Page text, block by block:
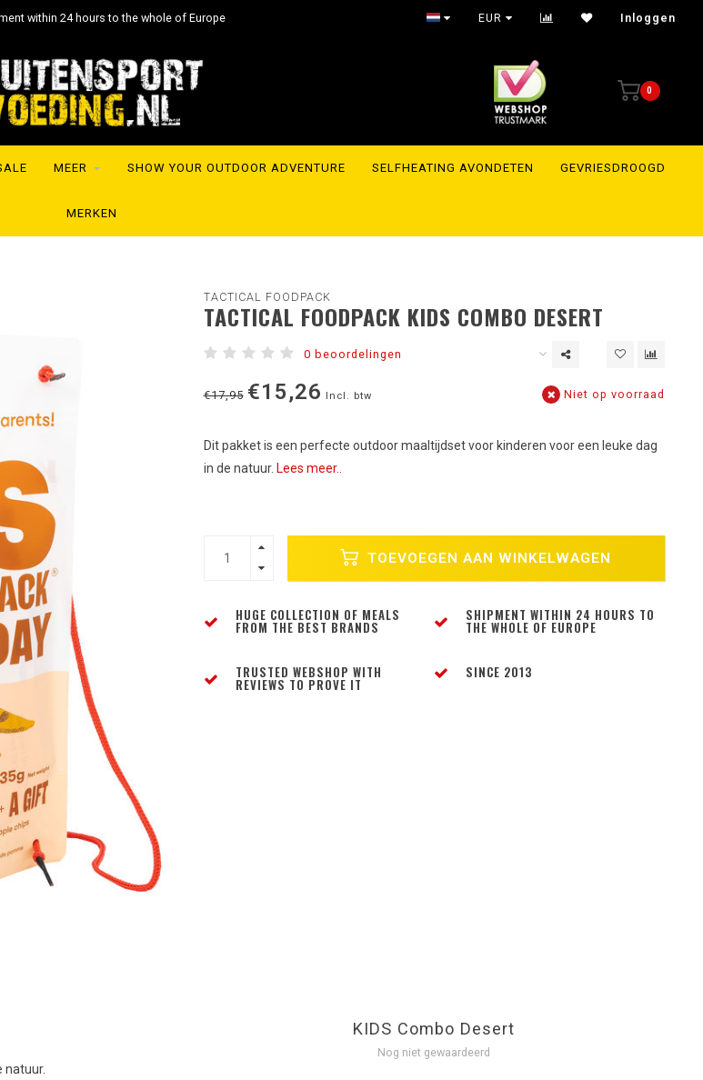
within 24 hours to the whole of Europe EUR Inloggen
0
MEER SHOW YOUR OUTDOOR ADVENTURE SELFHEATING AVONDETEN GEVRIESDROOGD
MERKEN
TACTICAL FOODPACK
TACTICAL FOODPACK KIDS COMBO DESERT
0 beoordelingen
€17,95 €15,26 Incl. btw Niet op voorraad
Dit pakket is een perfecte outdoor maaltijdset voor kinderen voor een leuke dag
in de natuur. Lees meer..
TOEVOEGEN AAN WINKELWAGEN
HUGE COLLECTION OF MEALS
FROM THE BEST BRANDS
SHIPMENT WITHIN 24 HOURS TO
THE WHOLE OF EUROPE
TRUSTED WEBSHOP WITH
REVIEWS TO PROVE IT
SINCE 2013
natuur.
KIDS Combo Desert
Nog niet gewaardeerd